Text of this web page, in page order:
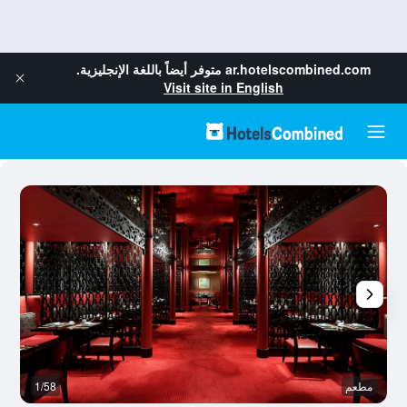
ar.hotelscombined.com متوفر أيضاً باللغة الإنجليزية.
Visit site in English
مطعم 1/58